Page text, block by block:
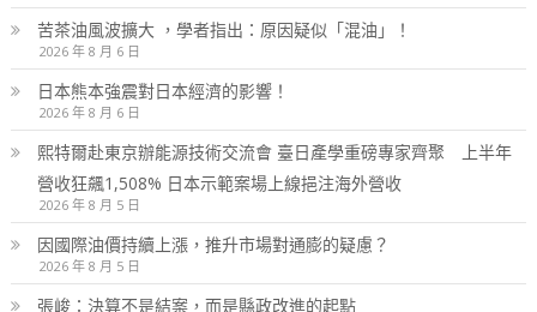
苦茶油風波擴大 ，學者指出：原因疑似「混油」！
2026 年 8 月 6 日
日本熊本強震對日本經濟的影響！
2026 年 8 月 6 日
熙特爾赴東京辦能源技術交流會 臺日產學重磅專家齊聚 上半年
營收狂飆1,508% 日本示範案場上線挹注海外營收
2026 年 8 月 5 日
因國際油價持續上漲，推升市場對通膨的疑慮？
2026 年 8 月 5 日
張峻：決算不是結案，而是縣政改進的起點